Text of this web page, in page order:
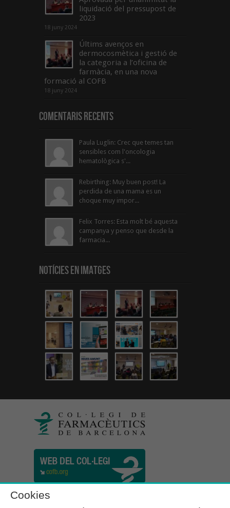
liquidació del pressupost de
2023
18 juny 2024
Últims avenços en
dermocosmètica i gestió de
la categoria a l’oficina de
farmàcia, en una nova
formació al COFB
18 juny 2024
Comentaris Recents
Paula Luglin: Crec que temes tan
sensibles com l'oncologia
hematològica s'...
Rebirthing: Muy buen post! La
perdida de una mama es un
choque muy impor...
Felix Torres: Esta molt bé aquesta
campanya y penso que desde la
farmacia...
Notícies en Imatges
Cookies